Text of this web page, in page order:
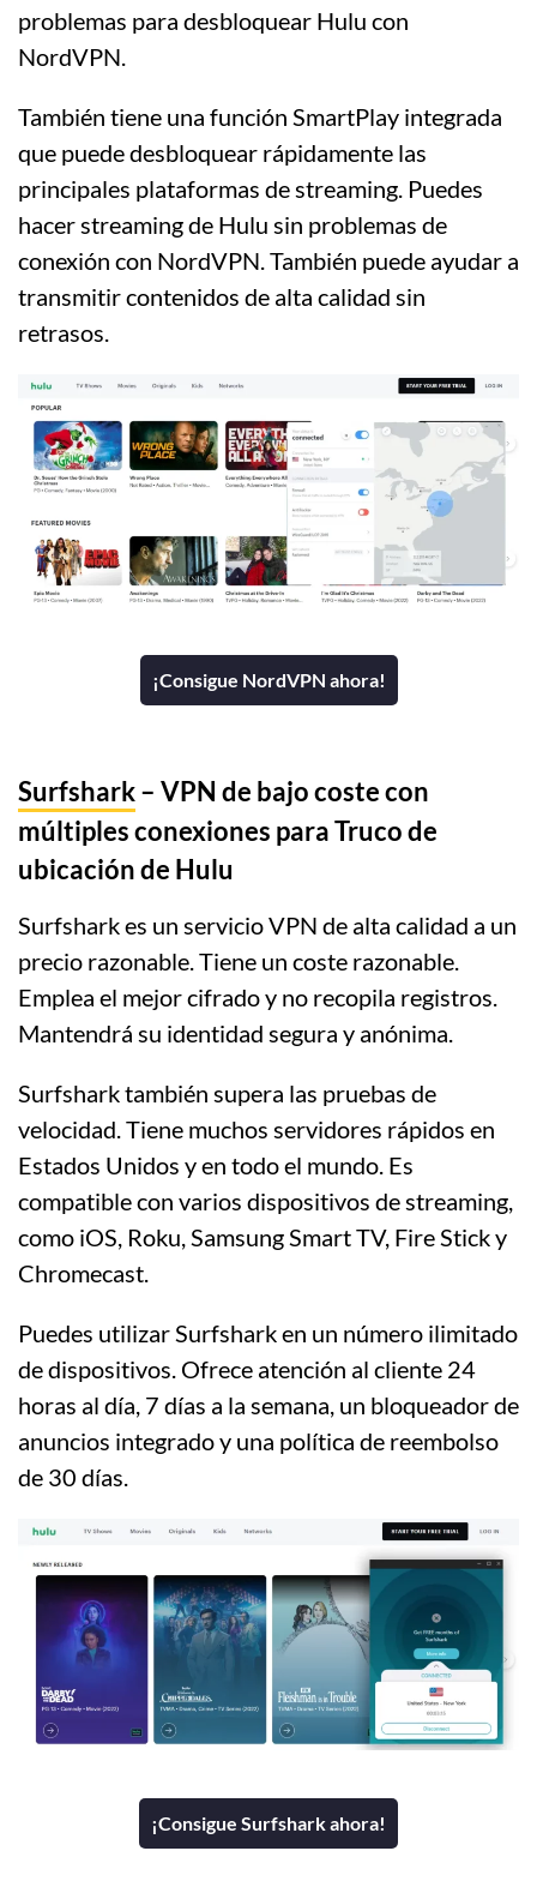
problemas para desbloquear Hulu con
NordVPN.
También tiene una función SmartPlay integrada
que puede desbloquear rápidamente las
principales plataformas de streaming. Puedes
hacer streaming de Hulu sin problemas de
conexión con NordVPN. También puede ayudar a
transmitir contenidos de alta calidad sin
retrasos.
¡Consigue NordVPN ahora!
Surfshark– VPN de bajo coste con
múltiples conexiones para Truco de
ubicación de Hulu
Surfshark es un servicio VPN de alta calidad a un
precio razonable. Tiene un coste razonable.
Emplea el mejor cifrado y no recopila registros.
Mantendrá su identidad segura y anónima.
Surfshark también supera las pruebas de
velocidad. Tiene muchos servidores rápidos en
Estados Unidos y en todo el mundo. Es
compatible con varios dispositivos de streaming,
como iOS, Roku, Samsung Smart TV, Fire Stick y
Chromecast.
Puedes utilizar Surfshark en un número ilimitado
de dispositivos. Ofrece atención al cliente 24
horas al día, 7 días a la semana, un bloqueador de
anuncios integrado y una política de reembolso
de 30 días.
¡Consigue Surfshark ahora!